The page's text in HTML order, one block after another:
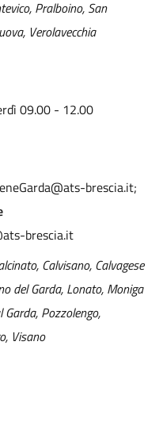
Pralboino, San
Verolavecchia
09.00 - 12.00
brescia.it;
brescia.it
Calvisano, Calvagese
del Garda, Lonato, Moniga
Pozzolengo,
Visano